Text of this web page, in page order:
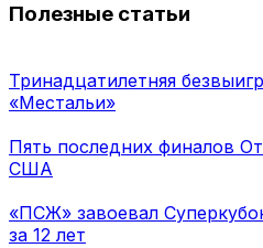
Полезные статьи
Тринадцатилетняя
«Местальи»
Пять последних финалов
США
«ПСЖ» завоевал
за 12 лет